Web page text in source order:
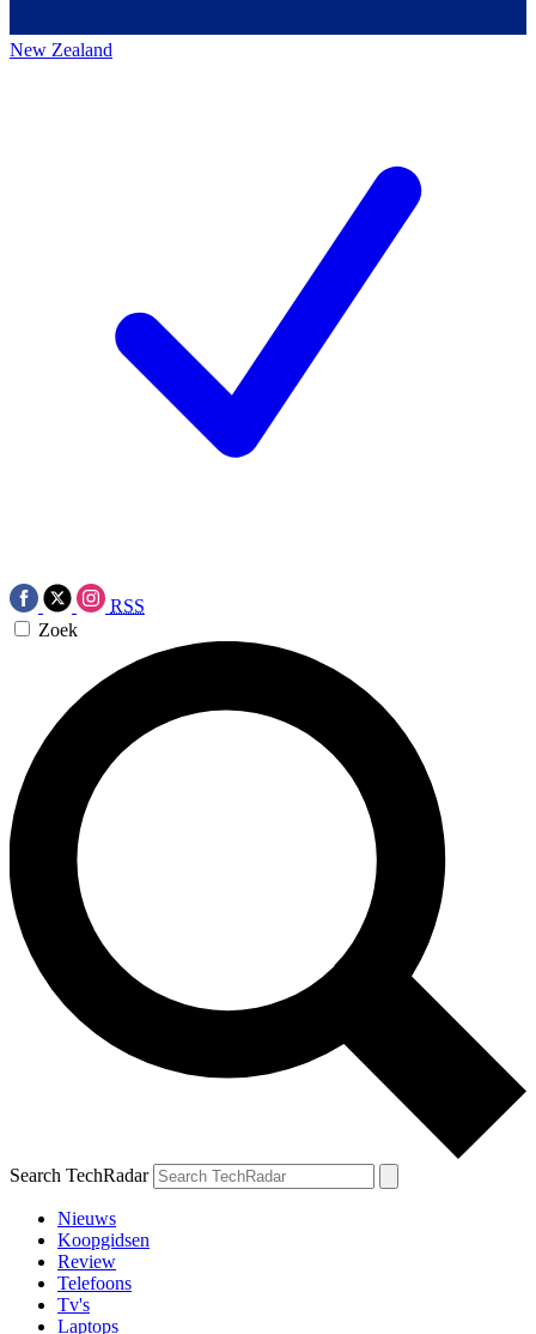
New Zealand
RSS
Zoek
Search TechRadar
Nieuws
Koopgidsen
Review
Telefoons
Tv's
Laptops